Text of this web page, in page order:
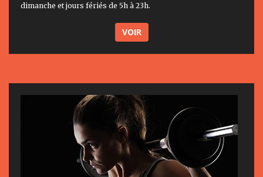
dimanche et jours fériés de 5h à 23h.
VOIR